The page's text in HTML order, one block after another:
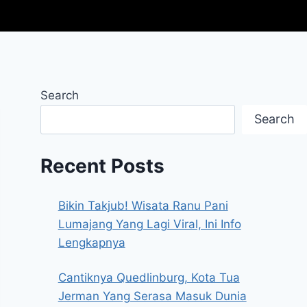
Search
Search
Recent Posts
Bikin Takjub! Wisata Ranu Pani
Lumajang Yang Lagi Viral, Ini Info
Lengkapnya
Cantiknya Quedlinburg, Kota Tua
Jerman Yang Serasa Masuk Dunia